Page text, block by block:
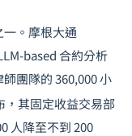
。摩根大通
based 合約分析
團隊的 360,000 小
，其固定收益交易部
人降至不到 200